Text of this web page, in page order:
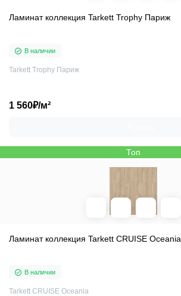
Ламинат коллекция Tarkett Trophy Париж
В наличии
Tarkett Trophy Париж
1 560₽/м²
Топ
Ламинат коллекция Tarkett CRUISE Oceania
В наличии
Tarkett CRUISE Oceania